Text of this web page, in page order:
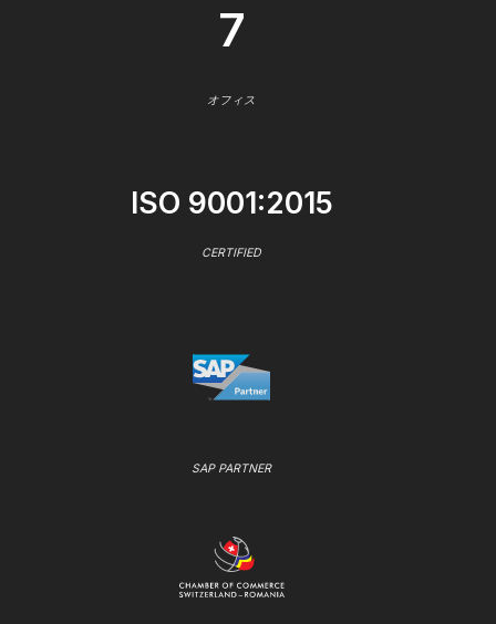
7
オフィス
ISO 9001:2015
CERTIFIED
SAP PARTNER